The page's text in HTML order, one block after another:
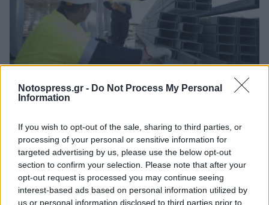
Notospress.gr - Do Not Process My Personal
Information
If you wish to opt-out of the sale, sharing to third parties, or
processing of your personal or sensitive information for
targeted advertising by us, please use the below opt-out
section to confirm your selection. Please note that after your
opt-out request is processed you may continue seeing
interest-based ads based on personal information utilized by
us or personal information disclosed to third parties prior to
Θέσεις εργασίας από τη ΒΙΟΜΕΚ ΒΛΑΧΑΚΗΣ σε
05/08/2026 11:34